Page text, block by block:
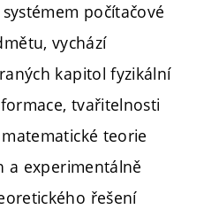
počítačové
vychází
kapitol fyzikální
tvařitelnosti
teorie
a experimentálně
řešení